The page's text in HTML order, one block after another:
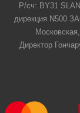
Р/сч: BY31
дирекция N500
Директор